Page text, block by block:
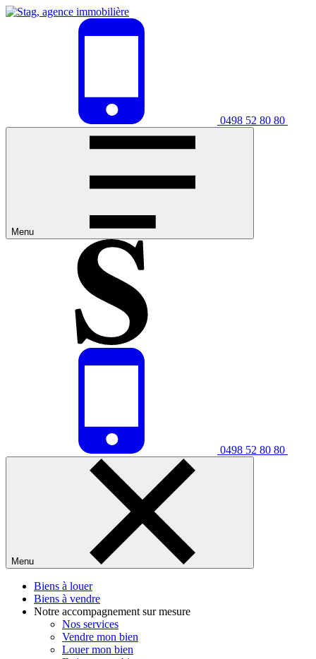
0498 52 80 80
Menu
0498 52 80 80
Menu
Biens à louer
Biens à vendre
Notre accompagnement sur mesure
Nos services
Vendre mon bien
Louer mon bien